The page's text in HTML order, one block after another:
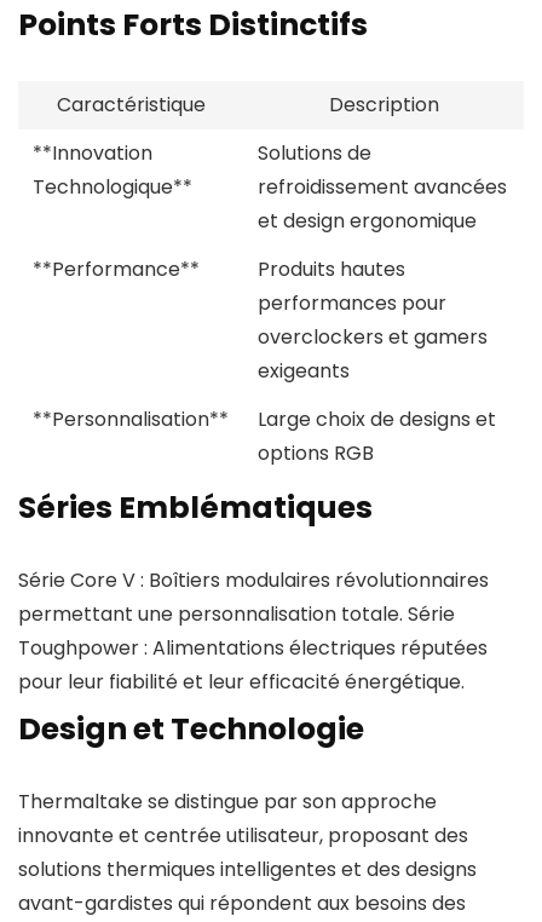
Points Forts Distinctifs
Caractéristique
Description
**Innovation
Technologique**
Solutions de
refroidissement avancées
et design ergonomique
**Performance**
Produits hautes
performances pour
overclockers et gamers
exigeants
**Personnalisation**
Large choix de designs et
options RGB
Séries Emblématiques
Série Core V : Boîtiers modulaires révolutionnaires
permettant une personnalisation totale. Série
Toughpower : Alimentations électriques réputées
pour leur fiabilité et leur efficacité énergétique.
Design et Technologie
Thermaltake se distingue par son approche
innovante et centrée utilisateur, proposant des
solutions thermiques intelligentes et des designs
avant-gardistes qui répondent aux besoins des